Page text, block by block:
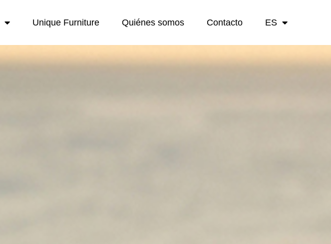
Unique Furniture Quiénes somos Contacto ES